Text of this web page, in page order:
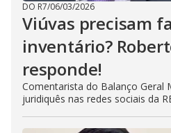
DO R7/06/03/2026
Viúvas precisam
inventário?
responde!
Comentarista do Balanço Geral
juridiquês nas redes sociais da